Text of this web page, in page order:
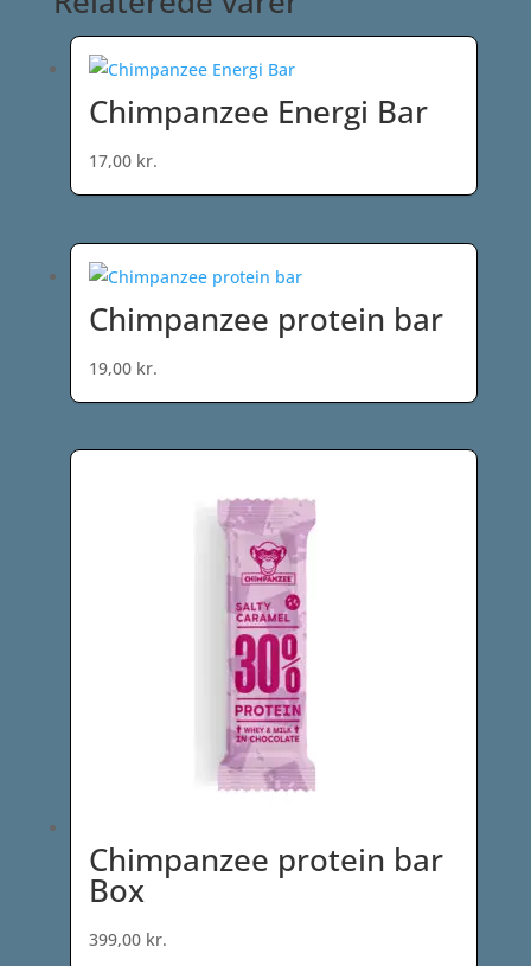
Chimpanzee Energi Bar
17,00 kr.
Chimpanzee protein bar
19,00 kr.
Chimpanzee protein bar
Box
399,00 kr.